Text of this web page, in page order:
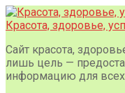
Перейти
к
Красота, здоровье,
Сайт красота,
лишь цель —
информацию для